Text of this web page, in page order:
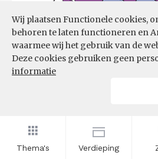
Thema's Verdieping
Wij plaatsen Functionele cookies,
behoren te laten functioneren en
waarmee wij het gebruik van de
Deze cookies gebruiken geen
informatie